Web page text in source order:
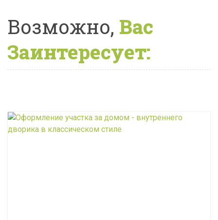
Возможно, Вас
Заинтересует: